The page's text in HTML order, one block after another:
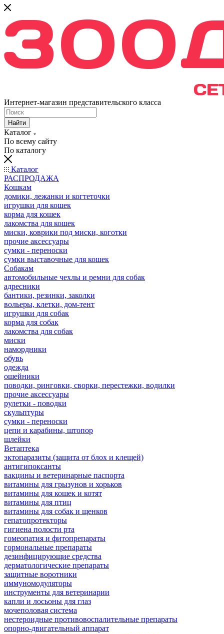
Интернет-магазин представительского класса
Найти
Каталог
По всему сайту
По каталогу
Каталог
РАСПРОДАЖА
Кошкам
домики, лежанки и когтеточки
игрушки для кошек
корма для кошек
лакомства для кошек
миски, коврики под миски, коготки
прочие аксессуары
сумки - переноски
сумки выставочные для кошек
Собакам
автомобильные чехлы и ремни для собак
адресники
бантики, резинки, заколки
вольеры, клетки, дом-тент
игрушки для собак
корма для собак
лакомства для собак
миски
намордники
обувь
одежда
ошейники
поводки, ринговки, сворки, перестежки, водилки
прочие аксессуары
рулетки - поводки
скульптуры
сумки - переноски
цепи и карабины, штопор
шлейки
Ветаптека
эктопаразиты (защита от блох и клещей)
антигипоксанты
вакцины и ветеринарные паспорта
витамины для грызунов и хорьков
витамины для кошек и котят
витамины для птиц
витамины для собак и щенков
гепатопротекторы
гигиена полости рта
гомеопатия и фитопрепараты
гормональные препараты
дезинфицирующие средства
дерматологические препараты
защитные воротники
иммуномодуляторы
инструменты для ветеринарии
капли и лосьоны для глаз
мочеполовая система
нестероидные противовоспалительные препараты
опорно-двигательный аппарат